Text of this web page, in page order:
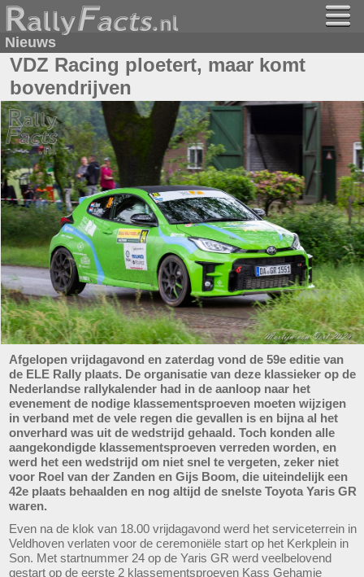
Nieuws
VDZ Racing ploetert, maar komt
bovendrijven
Afgelopen vrijdagavond en zaterdag vond de 59e editie van
de ELE Rally plaats. De organisatie van deze klassieker op de
Nederlandse rallykalender had in de aanloop naar het
evenement de nodige klassementsproeven moeten wijzigen
in verband met de vele regen die gevallen is en bijna al het
onverhard was uit de wedstrijd gehaald. Toch konden alle
aangekondigde klassementsproeven verreden worden, en
werd het een wedstrijd om niet snel te vergeten, zeker niet
voor Roel van der Zanden en Gijs Boom, die uiteindelijk een
42e plaats behaalden en nog altijd de snelste Toyota Yaris GR
waren.
Even na de klok van 18.00 vrijdagavond werd het serviceterrein in
Veldhoven verlaten voor de ceremoniële start op het Kerkplein in
Son. Met startnummer 24 op de Yaris GR werd veelbelovend
gestart op de eerste 2 klassementsproeven Kass Gehamie